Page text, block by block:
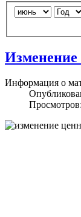
Изменение
Информация о